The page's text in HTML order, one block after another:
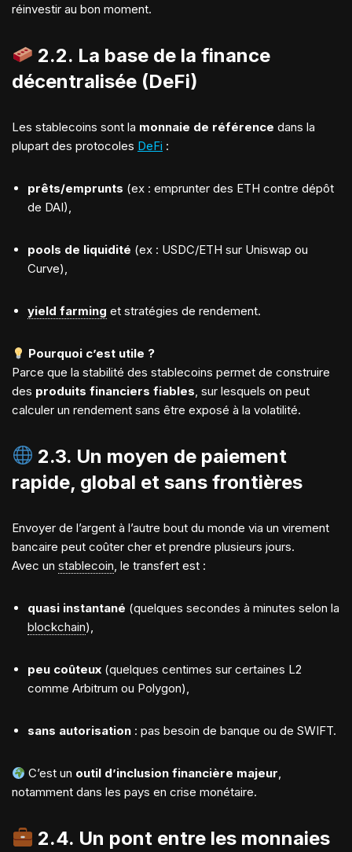
réinvestir au bon moment.
2.2. La base de la finance
décentralisée (DeFi)
Les stablecoins sont la monnaie de référence dans la
plupart des protocoles DeFi :
prêts/emprunts (ex : emprunter des ETH contre dépôt
de DAI),
pools de liquidité (ex : USDC/ETH sur Uniswap ou
Curve),
yield farming et stratégies de rendement.
Pourquoi c’est utile ?
Parce que la stabilité des stablecoins permet de construire
des produits financiers fiables, sur lesquels on peut
calculer un rendement sans être exposé à la volatilité.
2.3. Un moyen de paiement
rapide, global et sans frontières
Envoyer de l’argent à l’autre bout du monde via un virement
bancaire peut coûter cher et prendre plusieurs jours.
Avec un stablecoin, le transfert est :
quasi instantané (quelques secondes à minutes selon la
blockchain),
peu coûteux (quelques centimes sur certaines L2
comme Arbitrum ou Polygon),
sans autorisation : pas besoin de banque ou de SWIFT.
C’est un outil d’inclusion financière majeur,
notamment dans les pays en crise monétaire.
2.4. Un pont entre les monnaies